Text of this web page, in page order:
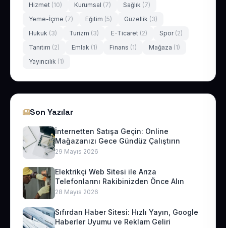
Hizmet (10) Kurumsal (7) Sağlık (7)
Yeme-İçme (7) Eğitim (5) Güzellik (3)
Hukuk (3) Turizm (3) E-Ticaret (2) Spor (2)
Tanıtım (2) Emlak (1) Finans (1) Mağaza (1)
Yayıncılık (1)
Son Yazılar
İnternetten Satışa Geçin: Online
Mağazanızı Gece Gündüz Çalıştırın
29 Mayıs 2026
Elektrikçi Web Sitesi ile Arıza
Telefonlarını Rakibinizden Önce Alın
28 Mayıs 2026
Sıfırdan Haber Sitesi: Hızlı Yayın, Google
Haberler Uyumu ve Reklam Geliri